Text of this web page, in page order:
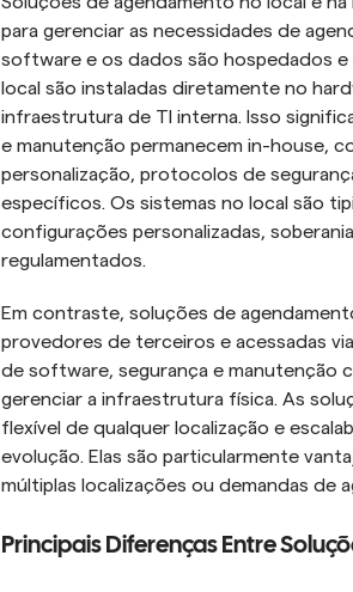
para gerenciar as necessidades de
software e os dados são hospedados
local são instaladas diretamente no
infraestrutura de TI interna. Isso
e manutenção permanecem in-house,
personalização, protocolos de
específicos. Os sistemas no local são
configurações personalizadas,
regulamentados.
Em contraste, soluções de
provedores de terceiros e acessadas
de software, segurança e manutenção
gerenciar a infraestrutura física. As
flexível de qualquer localização e
evolução. Elas são particularmente
múltiplas localizações ou demandas de
Principais Diferenças Entre